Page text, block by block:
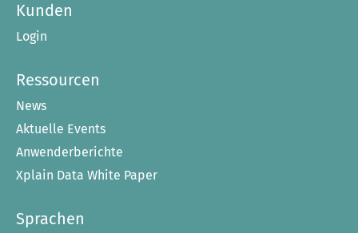
Kunden
Login
Ressourcen
News
Aktuelle Events
Anwenderberichte
Xplain Data White Paper
Sprachen